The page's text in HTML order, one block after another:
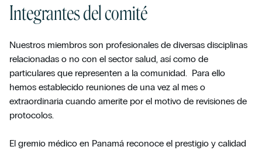
Integrantes del comité
Nuestros miembros son profesionales de diversas disciplinas
relacionadas o no con el sector salud, así como de
particulares que representen a la comunidad. Para ello
hemos establecido reuniones de una vez al mes o
extraordinaria cuando amerite por el motivo de revisiones de
protocolos.
El gremio médico en Panamá reconoce el prestigio y calidad